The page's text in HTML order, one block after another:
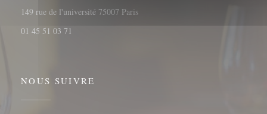
149 rue de l'université 75007 Paris((ouvre une nouvelle fenêtre))
01 45 51 03 71
NOUS SUIVRE